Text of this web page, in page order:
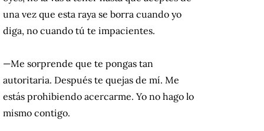
una vez que esta raya se borra cuando yo
diga, no cuando tú te impacientes.
—Me sorprende que te pongas tan
autoritaria. Después te quejas de mí. Me
estás prohibiendo acercarme. Yo no hago lo
mismo contigo.